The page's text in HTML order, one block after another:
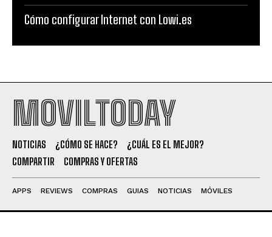
Cómo configurar Internet con Lowi.es
MOVILTODAY
NOTICIAS ¿CÓMO SE HACE?
¿CUÁL ES EL MEJOR?
COMPARTIR
COMPRAS Y OFERTAS
APPS REVIEWS COMPRAS GUIAS NOTICIAS MÓVILES